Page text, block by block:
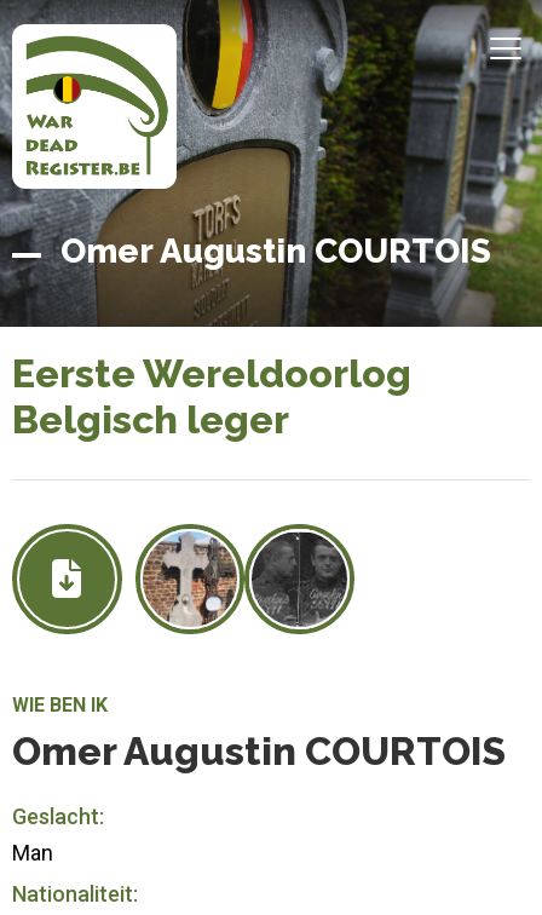
Overslaan
en
naar
de
inhoud
gaan
Home
Belgian
War
Dead
Register
Omer Augustin COURTOIS
Eerste Wereldoorlog
Belgisch leger
WIE BEN IK
Omer Augustin COURTOIS
Geslacht:
Man
Nationaliteit: